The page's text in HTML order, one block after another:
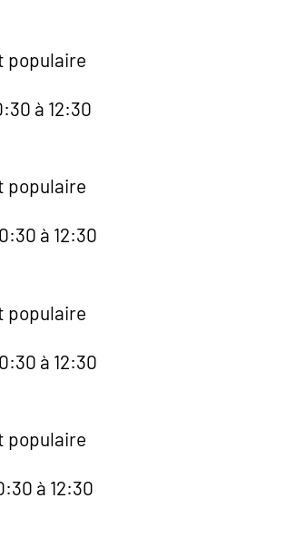
populaire
à 12:30
populaire
à 12:30
populaire
à 12:30
populaire
à 12:30